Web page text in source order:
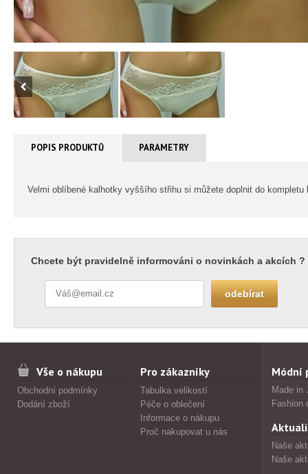
POPIS PRODUKTŮ PARAMETRY
Velmi oblíbené kalhotky vyššího střihu si můžete doplnit do
Chcete být pravidelně informováni o novinkách a akcích ?
Vše o nákupu
Obchodní podmínky
Dodání zboží
Pro zákazníky
Tabulka velikostí
Péče o oblečení
Informace o nákupu
Proč nakupovat u nás
Módní
Made in
Fashion
Naše
Naše